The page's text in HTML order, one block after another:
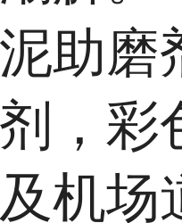
助磨
，彩
机场